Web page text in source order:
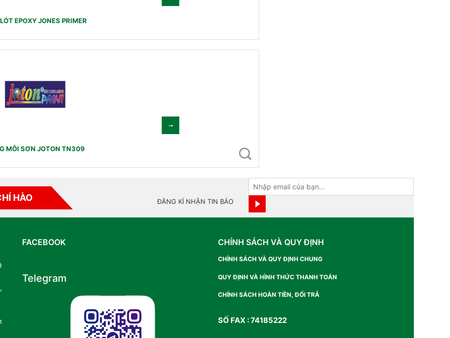
EPOXY JONES PRIMER
MÔI SƠN JOTON TN309
HÀO ĐĂNG KÍ NHẬN TIN BÁO
FACEBOOK
Telegram
CHÍNH SÁCH VÀ QUY ĐỊNH
CHÍNH SÁCH VÀ QUY ĐỊNH CHUNG
QUY ĐỊNH VÀ HÌNH THỨC THANH TOÁN
CHÍNH SÁCH HOÀN TIỀN, ĐỔI TRẢ
SỐ FAX : 74185222